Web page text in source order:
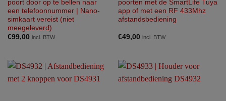
poort door op te bellen naar
een telefoonnummer | Nano-
simkaart vereist (niet
meegeleverd)
€99,00 incl. BTW
poorten met de SmartLife Tuya
app of met een RF 433Mhz
afstandsbediening
€49,00 incl. BTW